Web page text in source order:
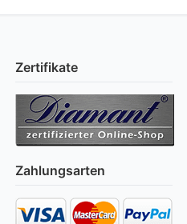
Zertifikate
Zahlungsarten